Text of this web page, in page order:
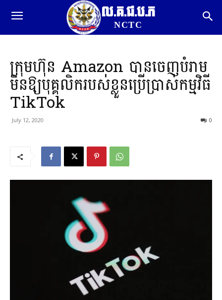
ល.គ.ជ.ប.ភ
NCTC
ក្រុមហ៊ុន Amazon បានចេញ​បំរាម​
មិនឱ្យ​បុគ្គលិក​របស់ខ្លួន​ប្រើប្រាស់​កម្មវិធី
TikTok
July 12, 2020 0